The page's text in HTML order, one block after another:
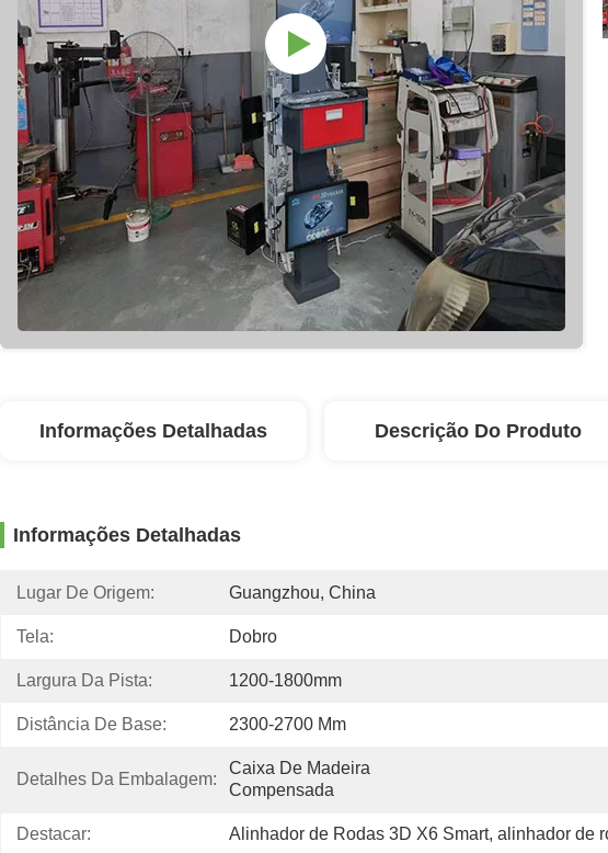
Informações Detalhadas Descrição Do Produto
Informações Detalhadas
Lugar De Origem: Guangzhou, China
Tela: Dobro
Largura Da Pista: 1200-1800mm
Distância De Base: 2300-2700 Mm
Detalhes Da Embalagem:
Caixa De Madeira
Compensada
Destacar: Alinhador de Rodas 3D X6 Smart, alinhador de